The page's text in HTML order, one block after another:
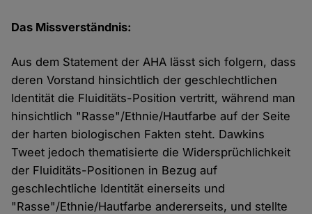
Das Missverständnis:
Aus dem Statement der AHA lässt sich folgern, dass
deren Vorstand hinsichtlich der geschlechtlichen
Identität die Fluiditäts-Position vertritt, während man
hinsichtlich "Rasse"/Ethnie/Hautfarbe auf der Seite
der harten biologischen Fakten steht. Dawkins
Tweet jedoch thematisierte die Widersprüchlichkeit
der Fluiditäts-Positionen in Bezug auf
geschlechtliche Identität einerseits und
"Rasse"/Ethnie/Hautfarbe andererseits, und stellte